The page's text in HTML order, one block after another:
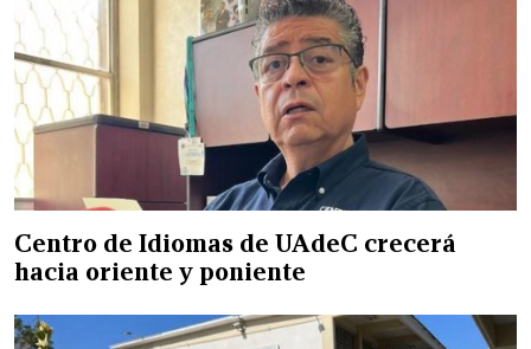
Centro de Idiomas de UAdeC crecerá
hacia oriente y poniente